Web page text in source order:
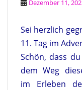
Dezember 11,
Sei herzlich
11. Tag im
Schön, dass
dem Weg
im Erleben